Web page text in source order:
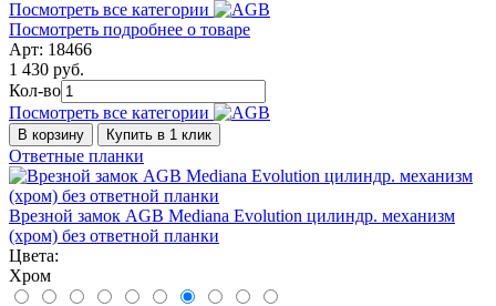
Посмотреть все категории
Посмотреть подробнее о товаре
Арт: 18466
1 430 руб.
Кол-во
Посмотреть все категории
В корзину Купить в 1 клик
Ответные планки
Врезной замок AGB Mediana Evolution цилиндр. механизм
(хром) без ответной планки
Цвета:
Хром